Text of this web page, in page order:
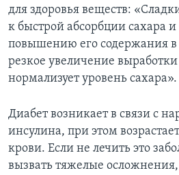
для здоровья веществ:
к быстрой абсорбции сахара
повышению его содержания в
резкое увеличение
нормализует уровень сахара».
Диабет возникает в связи с
инсулина, при этом
крови. Если не лечить это
вызвать тяжелые